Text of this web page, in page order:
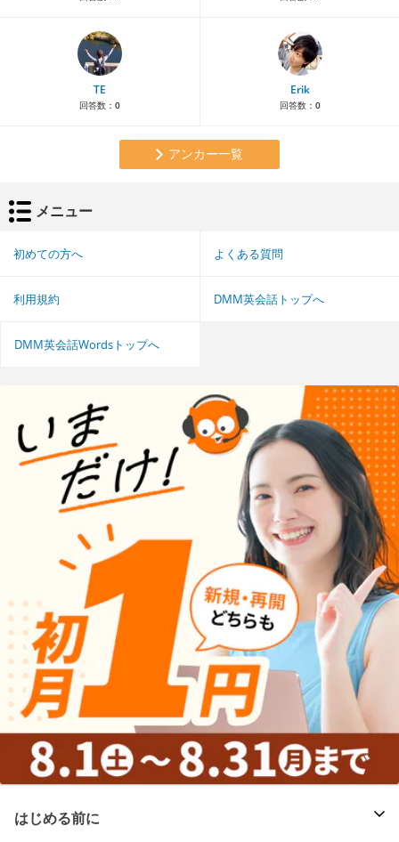
TE
回答数： 0
Erik
回答数： 0
アンカー一覧
メニュー
初めての方へ よくある質問
利用規約 DMM英会話トップへ
DMM英会話Wordsトップへ
はじめる前に